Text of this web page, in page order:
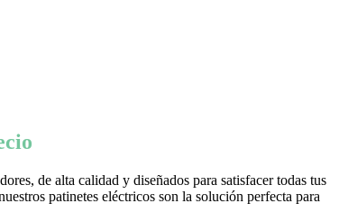
de alta calidad y diseñados para satisfacer todas tus
patinetes eléctricos son la solución perfecta para